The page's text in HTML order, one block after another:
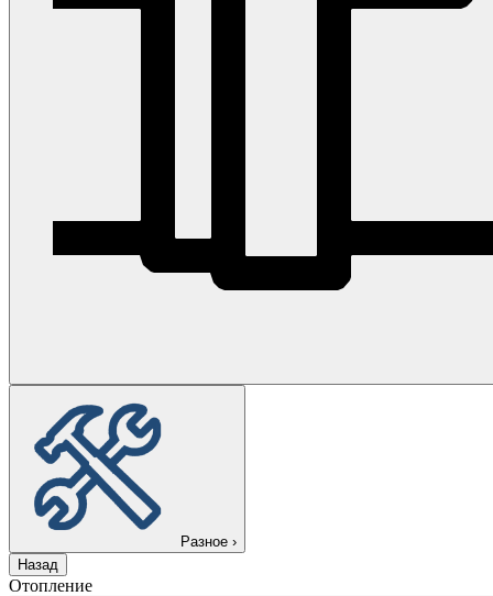
Разное ›
Назад
Отопление